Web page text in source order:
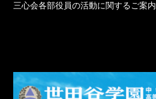
三心会各部役員の活動に関するご案内